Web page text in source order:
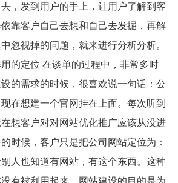
，发到用户的手上，让用户了解到客
靠客户自己去想和自己去发掘，再解
忽视掉的问题，就来进行分析分析。
的定位 在谈单的过程中，非常多时
的需求的时候，很喜欢说一句话：公
在想建一个官网挂在上面。每次听到
想客户对对网站优化推广应该从没进
时候，客户只是把公司网站定位为：
人也知道有网站，有这个东西。这种